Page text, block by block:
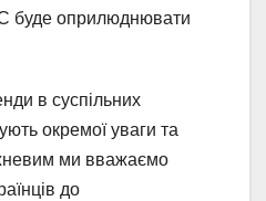
буде оприлюднювати
в суспільних
окремої уваги та
ми вважаємо
до